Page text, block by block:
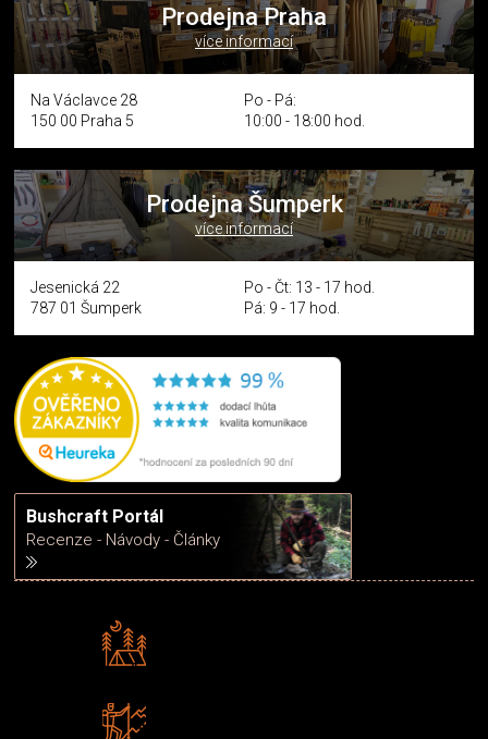
Prodejna Praha
více informací
Na Václavce 28
150 00 Praha 5
Po - Pá:
10:00 - 18:00 hod.
Prodejna Šumperk
více informací
Jesenická 22
787 01 Šumperk
Po - Čt: 13 - 17 hod.
Pá: 9 - 17 hod.
Bushcraft Portál
Recenze - Návody - Články